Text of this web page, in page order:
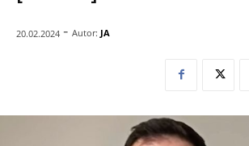
20.02.2024 - Autor: JA